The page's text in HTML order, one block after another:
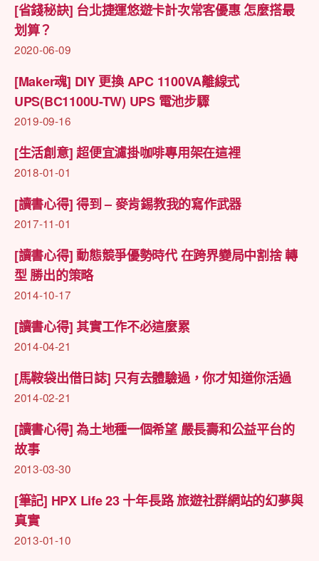
[省錢秘訣] 台北捷運悠遊卡計次常客優惠 怎麼搭最
划算？
2020-06-09
[Maker魂] DIY 更換 APC 1100VA離線式
UPS(BC1100U-TW) UPS 電池步驟
2019-09-16
[生活創意] 超便宜濾掛咖啡專用架在這裡
2018-01-01
[讀書心得] 得到 – 麥肯錫教我的寫作武器
2017-11-01
[讀書心得] 動態競爭優勢時代 在跨界變局中割捨 轉
型 勝出的策略
2014-10-17
[讀書心得] 其實工作不必這麼累
2014-04-21
[馬鞍袋出借日誌] 只有去體驗過，你才知道你活過
2014-02-21
[讀書心得] 為土地種一個希望 嚴長壽和公益平台的
故事
2013-03-30
[筆記] HPX Life 23 十年長路 旅遊社群網站的幻夢與
真實
2013-01-10